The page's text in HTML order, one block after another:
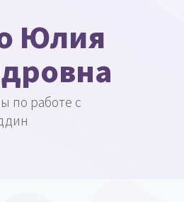
Юлия
по работе с